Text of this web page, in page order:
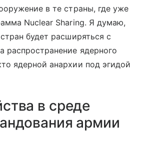
в те страны, где уже
Nuclear Sharing. Я думаю,
будет расширяться с
распространение ядерного
ядерной анархии под эгидой
в среде
армии